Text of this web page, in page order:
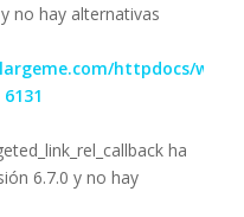
no hay alternativas
httpdocs/wp-
6131
ha
6.7.0 y no hay